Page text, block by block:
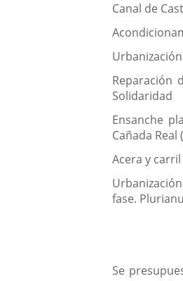
Canal de
Reparación
Solidaridad
Ensanche
Cañada Real
Acera y
fase.
Se